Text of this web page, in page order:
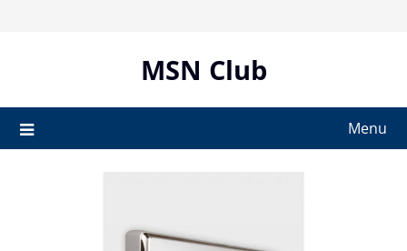
MSN Club
Menu